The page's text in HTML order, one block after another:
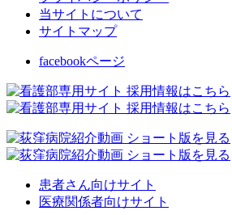
当サイトについて
サイトマップ
facebookページ
患者さん向けサイト
医療関係者向けサイト